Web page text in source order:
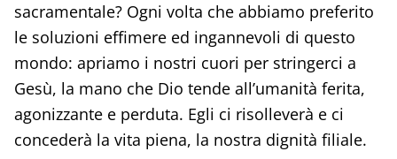
sacramentale? Ogni volta che abbiamo preferito
le soluzioni effimere ed ingannevoli di questo
mondo: apriamo i nostri cuori per stringerci a
Gesù, la mano che Dio tende all’umanità ferita,
agonizzante e perduta. Egli ci risolleverà e ci
concederà la vita piena, la nostra dignità filiale.